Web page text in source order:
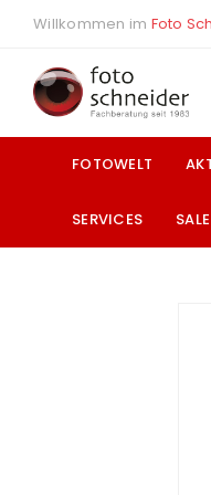
Willkommen im Foto
FOTOWELT
SERVICES SALE